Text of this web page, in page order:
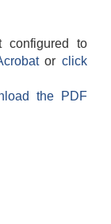
configured to
orclick
the PDF